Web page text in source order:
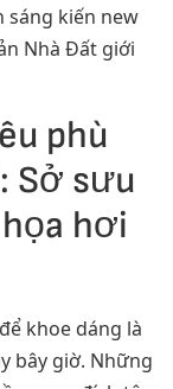
sáng kiến new
Nhà Đất giới
phù
Sở sưu
hơi
khoe dáng là
bây giờ. Những